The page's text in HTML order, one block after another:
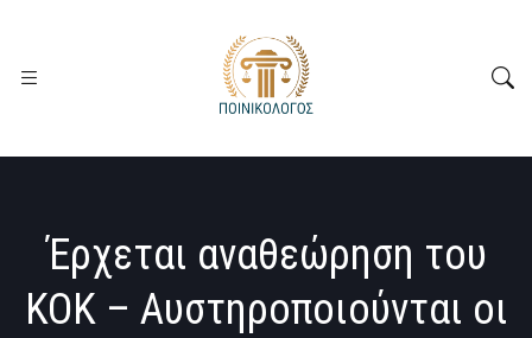
Έρχεται αναθεώρηση του
ΚΟΚ – Αυστηροποιούνται οι